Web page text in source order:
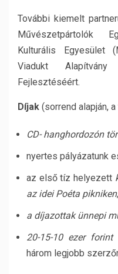
További kiemelt
Művészetpártolók
Kulturális Egyesület
Viadukt Alapítvány
Fejlesztéséért.
Díjak (sorrend alapján,
CD- hanghordozón
nyertes pályázatunk
az első tíz helyezett
az idei Poéta pikniken,
a díjazottak ünnepi
20-15-10 ezer forint
három legjobb